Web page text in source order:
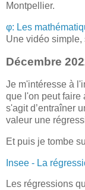
Montpellier.
φ: Les
Une vidéo simple,
Décembre
Je m'intéresse à
que l'on peut faire
s'agit d’entraîner
valeur une
Et puis je tombe
Insee - La
Les régressions